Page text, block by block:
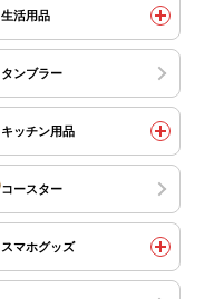
生活用品
タンブラー
キッチン用品
コースター
スマホグッズ